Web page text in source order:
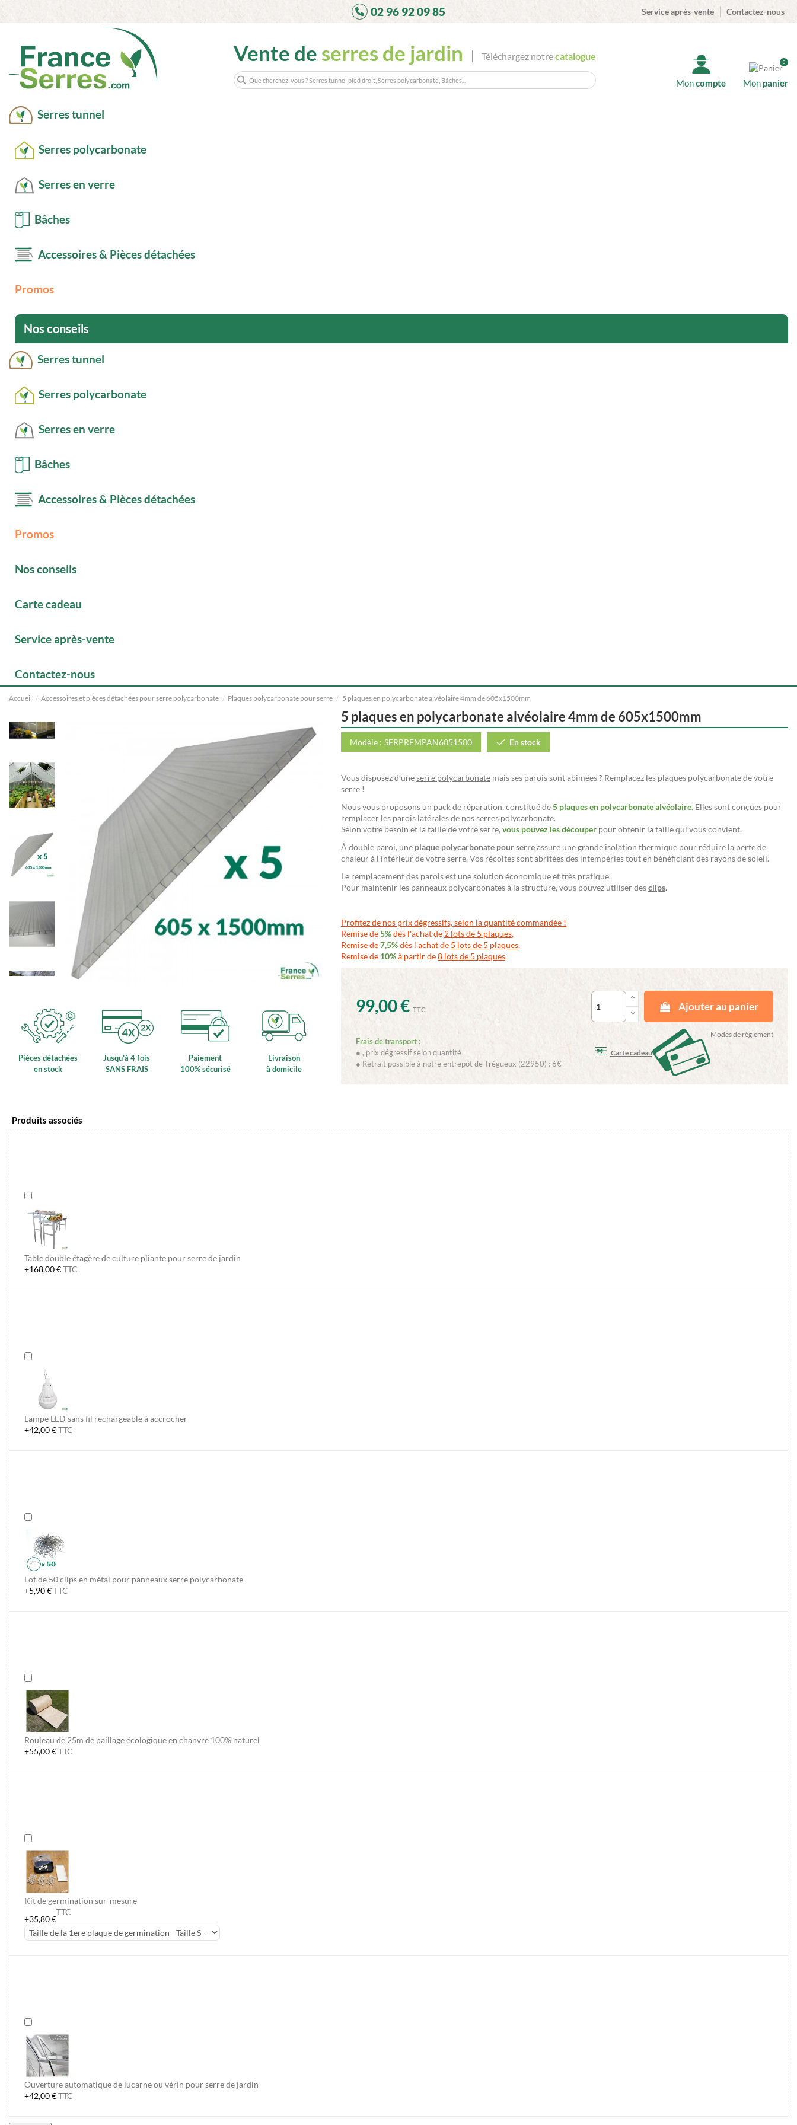
02 96 92 09 85 Service après-vente Contactez-nous
Vente de serres de jardin Téléchargez notrecatalogue
Moncompte
0
Mon panier
Serres tunnel
Serres polycarbonate
Serres en verre
Bâches
Accessoires & Pièces détachées
Promos
Nos conseils
Serres tunnel
Serres polycarbonate
Serres en verre
Bâches
Accessoires & Pièces détachées
Promos
Nos conseils
Carte cadeau
Service après-vente
Contactez-nous
Accueil Accessoires et pièces détachées pour serre polycarbonate Plaques polycarbonate pour serre 5 plaques en polycarbonate alvéolaire 4mm de 605x1500mm
Pièces détachées
en stock
Jusqu'à 4 fois
SANS FRAIS
Paiement
100% sécurisé
Livraison
à domicile
5 plaques en polycarbonate alvéolaire 4mm de 605x1500mm
Vous disposez d’uneserre polycarbonate mais ses parois sont abimées ? Remplacez les plaques polycarbonate de votre
serre !
Nous vous proposons un pack de réparation, constitué de5 plaques en polycarbonate alvéolaire. Elles sont conçues pour
remplacer les parois latérales de nos serres polycarbonate.
Selon votre besoin et la taille de votre serre, vous pouvez les découper pour obtenir la taille qui vous convient.
À double paroi, une plaque polycarbonate pour serreassure une grande isolation thermique pour réduire la perte de
chaleur à l’intérieur de votre serre. Vos récoltes sont abritées des intempéries tout en bénéficiant des rayons de soleil.
Le remplacement des parois est une solution économique et très pratique.
Pour maintenir les panneaux polycarbonates à la structure, vous pouvez utiliser desclips.
Profitez de nos prix dégressifs, selon la quantité commandée !
Remise de5%dès l'achat de 2 lots de 5 plaques,
Remise de7,5%dès l'achat de 5 lots de 5 plaques,
Remise de 10%à partir de8 lots de 5 plaques.
Modèle : SERPREMPAN6051500 En stock
99,00 € TTC
keyboard_arrow_up
keyboard_arrow_down
Ajouter au panier
Carte cadeau
Modes de règlement
Frais de transport :
● , prix dégressif selon quantité
● Retrait possible à notre entrepôt de Trégueux (22950) : 6€
Produits associés
Table double étagère de culture pliante pour serre de jardin
+168,00 €TTC
Lampe LED sans fil rechargeable à accrocher
+42,00 €TTC
Lot de 50 clips en métal pour panneaux serre polycarbonate
+5,90 €TTC
Rouleau de 25m de paillage écologique en chanvre 100% naturel
+55,00 €TTC
Kit de germination sur-mesure
+35,80 €
TTC
Ouverture automatique de lucarne ou vérin pour serre de jardin
+42,00 €TTC